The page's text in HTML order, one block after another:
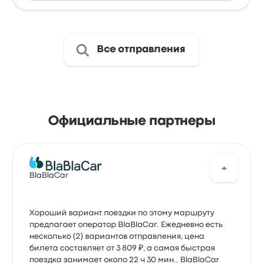
Все отправления
Официальные партнеры
BlaBlaCar
Хороший вариант поездки по этому маршруту
предлагает оператор BlaBlaCar. Ежедневно есть
несколько (2) вариантов отправления, цена
билета составляет от 3 809 ₽, а самая быстрая
поездка занимает около 22 ч 30 мин.. BlaBlaCar